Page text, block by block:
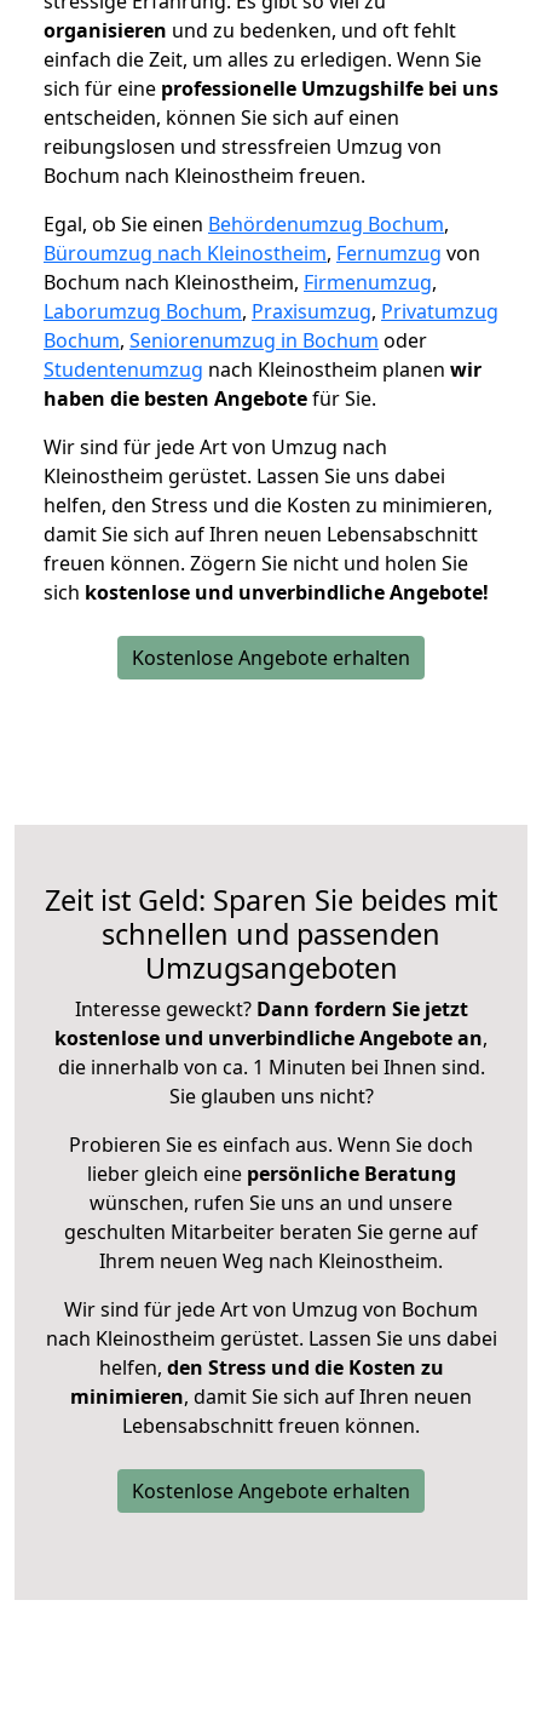
organisieren und zu bedenken, und oft fehlt
einfach die Zeit, um alles zu erledigen. Wenn Sie
sich für eine professionelle Umzugshilfe bei uns
entscheiden, können Sie sich auf einen
reibungslosen und stressfreien Umzug von
Bochum nach Kleinostheim freuen.
Egal, ob Sie einen Behördenumzug Bochum,
Büroumzug nach Kleinostheim, Fernumzug von
Bochum nach Kleinostheim, Firmenumzug,
Laborumzug Bochum, Praxisumzug, Privatumzug
Bochum, Seniorenumzug in Bochum oder
Studentenumzug nach Kleinostheim planen wir
haben die besten Angebotefür Sie.
Wir sind für jede Art von Umzug nach
Kleinostheim gerüstet. Lassen Sie uns dabei
helfen, den Stress und die Kosten zu minimieren,
damit Sie sich auf Ihren neuen Lebensabschnitt
freuen können. Zögern Sie nicht und holen Sie
sich kostenlose und unverbindliche Angebote!
Kostenlose Angebote erhalten
Zeit ist Geld: Sparen Sie beides mit
schnellen und passenden
Umzugsangeboten
Interesse geweckt? Dann fordern Sie jetzt
kostenlose und unverbindliche Angebote an,
die innerhalb von ca. 1 Minuten bei Ihnen sind.
Sie glauben uns nicht?
Probieren Sie es einfach aus. Wenn Sie doch
lieber gleich eine persönliche Beratung
wünschen, rufen Sie uns an und unsere
geschulten Mitarbeiter beraten Sie gerne auf
Ihrem neuen Weg nach Kleinostheim.
Wir sind für jede Art von Umzug von Bochum
nach Kleinostheim gerüstet. Lassen Sie uns dabei
helfen, den Stress und die Kosten zu
minimieren, damit Sie sich auf Ihren neuen
Lebensabschnitt freuen können.
Kostenlose Angebote erhalten